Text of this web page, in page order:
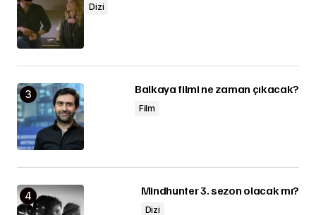
Dizi
Balkaya filmi ne zaman çıkacak?
Film
Mindhunter 3. sezon olacak mı?
Dizi